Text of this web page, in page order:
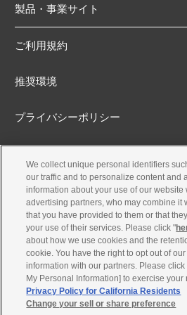
製品・事業サイト
ご利用規約
推奨環境
プライバシーポリシー
アクセシビリティ方針
古物営業法に基づく表示
お問合せ
We collect unique personal identifiers
our traffic and to personalize content and
information about your use of our website
advertising partners, who may combine it
that you have provided to them or that
your use of their services. Please click "
about how we use cookies and the
cookie. You have the right to opt out of
information with our partners. Please
My Personal Information] to exercise your
Privacy Policy for California Residents
Change your sell or share preference